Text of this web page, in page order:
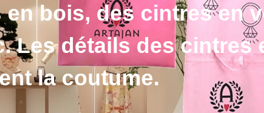
bois, des cintres en
Les détails des cintres
la coutume.